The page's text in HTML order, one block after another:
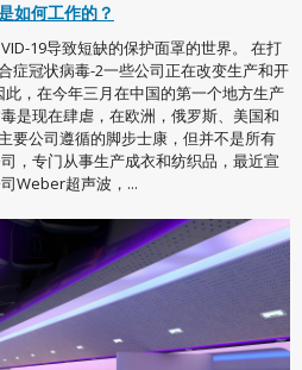
如何工作的？
19导致短缺的保护面罩的世界。 在打
症冠状病毒-2一些公司正在改变生产和开
此，在今年三月在中国的第一个地方生产
是现在肆虐，在欧洲，俄罗斯、美国和
要公司遵循的脚步士康，但并不是所有
，专门从事生产成衣和纺织品，最近宣
Weber超声波，...